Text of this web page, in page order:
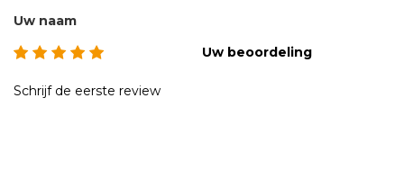
Uw naam
Uw beoordeling
Schrijf de eerste review